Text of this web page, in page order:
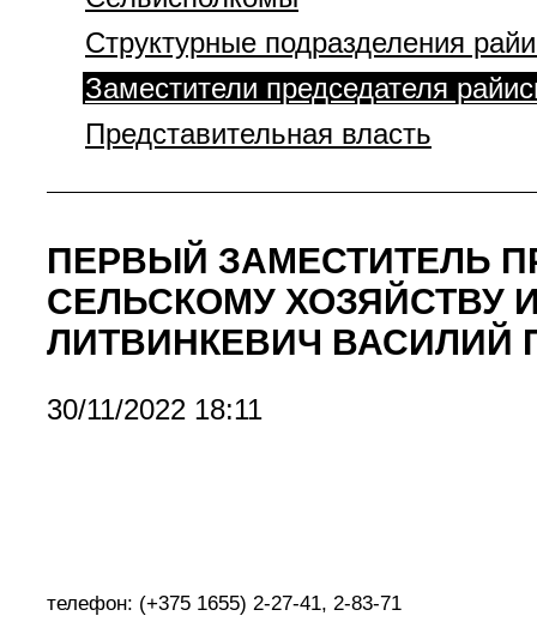
Структурные подразделения
Заместители председателя
Представительная власть
ПЕРВЫЙ ЗАМЕСТИТЕЛЬ
СЕЛЬСКОМУ ХОЗЯЙСТВУ
ЛИТВИНКЕВИЧ ВАСИЛИЙ
30/11/2022 18:11
телефон: (+375 1655) 2-27-41, 2-83-71